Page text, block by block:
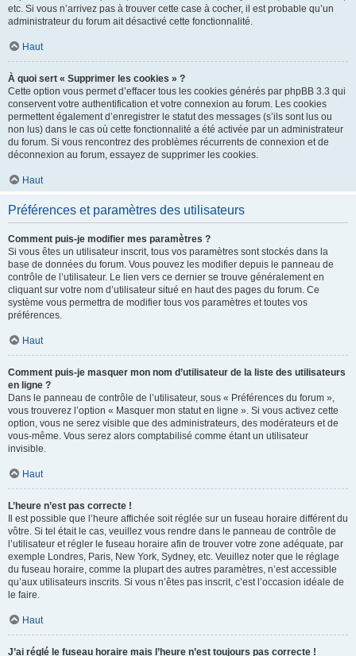
etc. Si vous n’arrivez pas à trouver cette case à cocher, il est probable qu’un
administrateur du forum ait désactivé cette fonctionnalité.
Haut
À quoi sert « Supprimer les cookies » ?
Cette option vous permet d’effacer tous les cookies générés par phpBB 3.3 qui
conservent votre authentification et votre connexion au forum. Les cookies
permettent également d’enregistrer le statut des messages (s’ils sont lus ou
non lus) dans le cas où cette fonctionnalité a été activée par un administrateur
du forum. Si vous rencontrez des problèmes récurrents de connexion et de
déconnexion au forum, essayez de supprimer les cookies.
Haut
Préférences et paramètres des utilisateurs
Comment puis-je modifier mes paramètres ?
Si vous êtes un utilisateur inscrit, tous vos paramètres sont stockés dans la
base de données du forum. Vous pouvez les modifier depuis le panneau de
contrôle de l’utilisateur. Le lien vers ce dernier se trouve généralement en
cliquant sur votre nom d’utilisateur situé en haut des pages du forum. Ce
système vous permettra de modifier tous vos paramètres et toutes vos
préférences.
Haut
Comment puis-je masquer mon nom d’utilisateur de la liste des utilisateurs
en ligne ?
Dans le panneau de contrôle de l’utilisateur, sous « Préférences du forum »,
vous trouverez l’option « Masquer mon statut en ligne ». Si vous activez cette
option, vous ne serez visible que des administrateurs, des modérateurs et de
vous-même. Vous serez alors comptabilisé comme étant un utilisateur
invisible.
Haut
L’heure n’est pas correcte !
Il est possible que l’heure affichée soit réglée sur un fuseau horaire différent du
vôtre. Si tel était le cas, veuillez vous rendre dans le panneau de contrôle de
l’utilisateur et régler le fuseau horaire afin de trouver votre zone adéquate, par
exemple Londres, Paris, New York, Sydney, etc. Veuillez noter que le réglage
du fuseau horaire, comme la plupart des autres paramètres, n’est accessible
qu’aux utilisateurs inscrits. Si vous n’êtes pas inscrit, c’est l’occasion idéale de
le faire.
Haut
J’ai réglé le fuseau horaire mais l’heure n’est toujours pas correcte !